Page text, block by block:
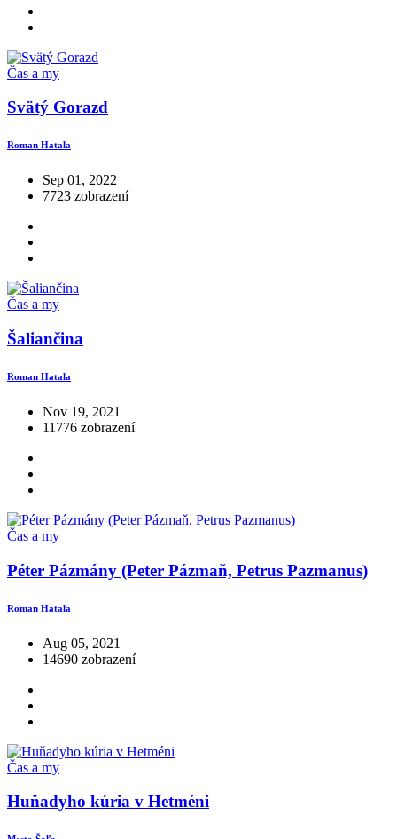
Čas a my
Svätý Gorazd
Roman Hatala
Sep 01, 2022
7723 zobrazení
Čas a my
Šaliančina
Roman Hatala
Nov 19, 2021
11776 zobrazení
Čas a my
Péter Pázmány (Peter Pázmaň, Petrus Pazmanus)
Roman Hatala
Aug 05, 2021
14690 zobrazení
Čas a my
Huňadyho kúria v Hetméni